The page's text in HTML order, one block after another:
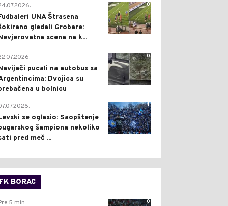
0
UNA Štrasena
gledali Grobare:
scena na k...
0
pucali na autobus sa
Dvojica su
u bolnicu
1
se oglasio: Saopštenje
šampiona nekoliko
pred meč ...
FK BORAC
0
5 min